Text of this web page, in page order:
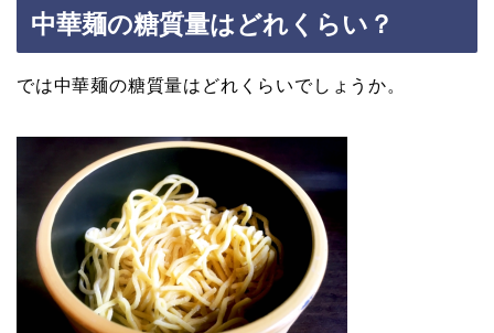
中華麺の糖質量はどれくらい？
では中華麺の糖質量はどれくらいでしょうか。